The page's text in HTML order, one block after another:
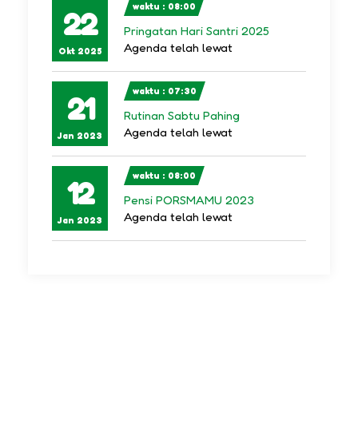
22
Okt 2025
waktu : 08:00
Pringatan Hari Santri 2025
Agenda telah lewat
21
Jan 2023
waktu : 07:30
Rutinan Sabtu Pahing
Agenda telah lewat
12
Jan 2023
waktu : 08:00
Pensi PORSMAMU 2023
Agenda telah lewat